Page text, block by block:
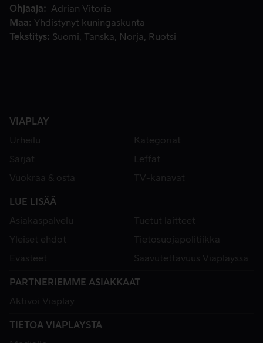
Ohjaaja
Adrian Vitoria
Maa
Yhdistynyt kuningaskunta
Tekstitys
Suomi Tanska Norja Ruotsi
VIAPLAY
Urheilu
Kategoriat
Sarjat
Leffat
Vuokraa & osta
TV-kanavat
LUE LISÄÄ
Asiakaspalvelu
Tuetut laitteet
Yleiset ehdot
Tietosuojapolitiikka
Evästeet
Saavutettavuus Viaplayssa
PARTNERIEMME ASIAKKAAT
Aktivoi Viaplay
TIETOA VIAPLAYSTA